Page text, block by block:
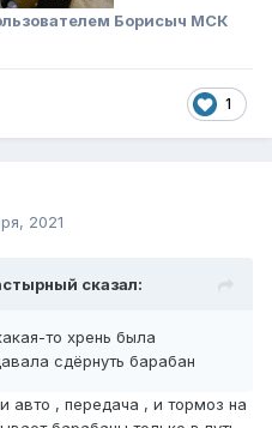
Борисыч МСК
1
2021
сказал:
то хрень была
сдёрнуть барабан
авто , передача , и тормоз на